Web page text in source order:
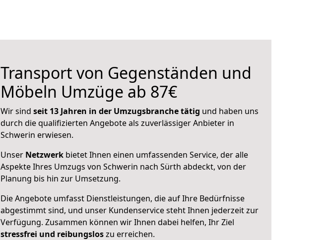
Transport von Gegenständen und
Möbeln Umzüge ab 87€
Wir sind seit 13 Jahren in der Umzugsbranche tätig und haben uns
durch die qualifizierten Angebote als zuverlässiger Anbieter in
Schwerin erwiesen.
Unser Netzwerk bietet Ihnen einen umfassenden Service, der alle
Aspekte Ihres Umzugs von Schwerin nach Sürth abdeckt, von der
Planung bis hin zur Umsetzung.
Die Angebote umfasst Dienstleistungen, die auf Ihre Bedürfnisse
abgestimmt sind, und unser Kundenservice steht Ihnen jederzeit zur
Verfügung. Zusammen können wir Ihnen dabei helfen, Ihr Ziel
stressfrei und reibungsloszu erreichen.